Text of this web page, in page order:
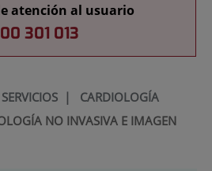
atención al usuario
301 013
| CARDIOLOGÍA
NO INVASIVA E IMAGEN